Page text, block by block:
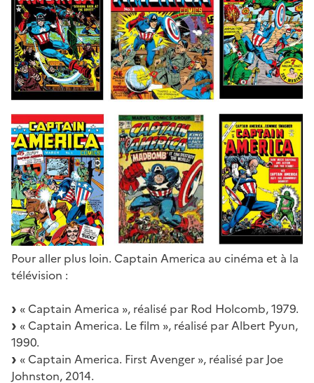
Pour aller plus loin. Captain America au cinéma et à la
télévision :
« Captain America », réalisé par Rod Holcomb, 1979.
« Captain America. Le film », réalisé par Albert Pyun,
1990.
« Captain America. First Avenger », réalisé par Joe
Johnston, 2014.